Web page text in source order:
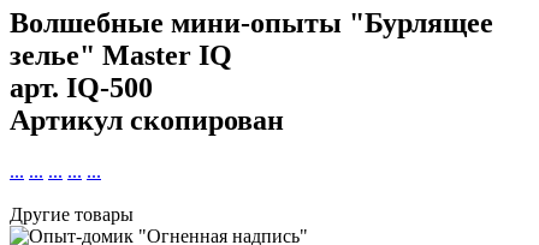
Волшебные мини-опыты "Бурлящее
зелье" Master IQ
арт. IQ-500
Артикул скопирован
... ... ... ... ...
Другие товары